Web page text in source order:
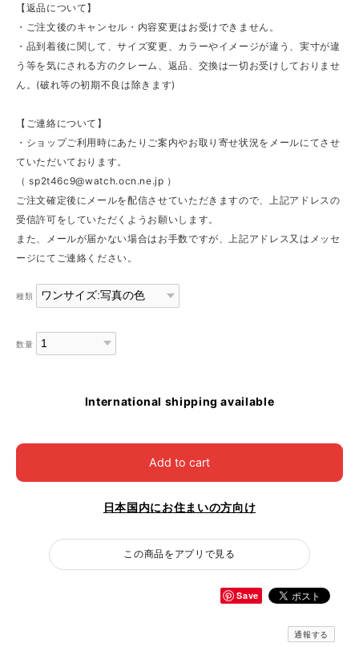
【返品について】
・ご注文後のキャンセル・内容変更はお受けできません。
・品到着後に関して、サイズ変更、カラーやイメージが違う、実寸が違
う等を気にされる方のクレーム、返品、交換は一切お受けしておりませ
ん。(破れ等の初期不良は除きます)
【ご連絡について】
・ショップご利用時にあたりご案内やお取り寄せ状況をメールにてさせ
ていただいております。
（sp2t46c9@watch.ocn.ne.jp ）
ご注文確定後にメールを配信させていただきますので、上記アドレスの
受信許可をしていただくようお願いします。
また、メールが届かない場合はお手数ですが、上記アドレス又はメッセ
ージにてご連絡ください。
種類
数量
International shipping available
Add to cart
日本国内にお住まいの方向け
この商品をアプリで見る
Save
通報する